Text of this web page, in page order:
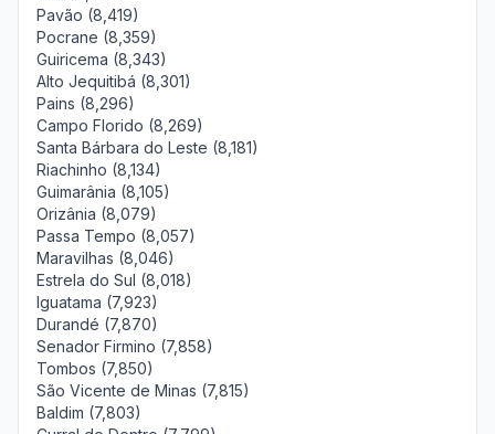
Pavão (8,419)
Pocrane (8,359)
Guiricema (8,343)
Alto Jequitibá (8,301)
Pains (8,296)
Campo Florido (8,269)
Santa Bárbara do Leste (8,181)
Riachinho (8,134)
Guimarânia (8,105)
Orizânia (8,079)
Passa Tempo (8,057)
Maravilhas (8,046)
Estrela do Sul (8,018)
Iguatama (7,923)
Durandé (7,870)
Senador Firmino (7,858)
Tombos (7,850)
São Vicente de Minas (7,815)
Baldim (7,803)